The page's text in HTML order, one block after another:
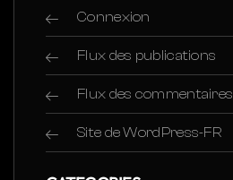
Connexion
Flux des publications
Flux des commentaires
Site de WordPress-FR